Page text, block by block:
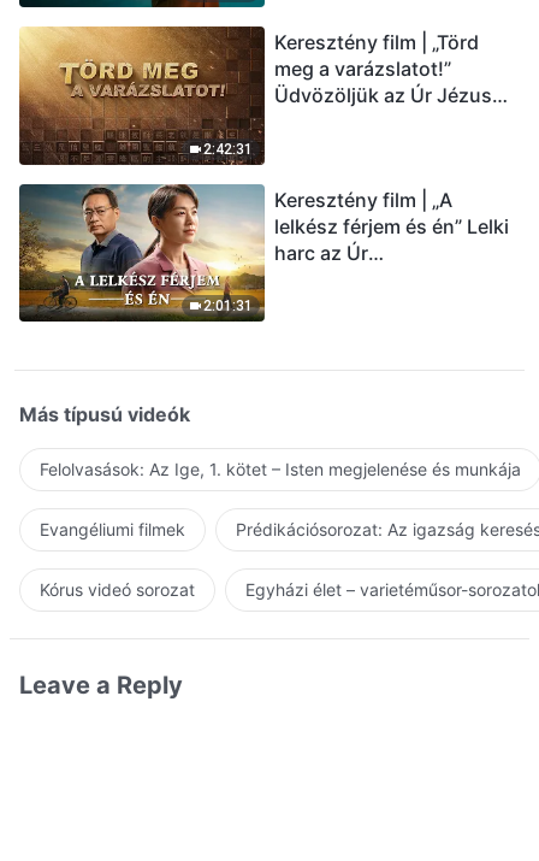
2:42:31
Keresztény film | „Törd
meg a varázslatot!”
Üdvözöljük az Úr Jézus
2:01:31
Keresztény film | „A
lelkész férjem és én” Lelki
harc az Úr
Más típusú videók
Felolvasások: Az Ige, 1. kötet – Isten megjelenése és munkája
Evangéliumi filmek Prédikációsorozat: Az igazság
Kórus videó sorozat Egyházi élet – varietéműsor-
Leave a Reply